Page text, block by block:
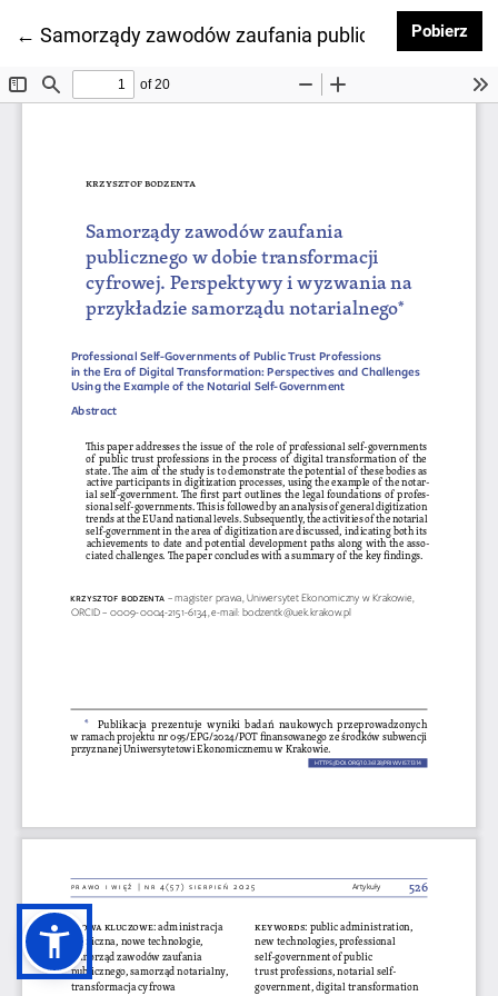
←Wróć do szczegółów artykułu
Samorządy zawodów zaufania publicznego wPobierz